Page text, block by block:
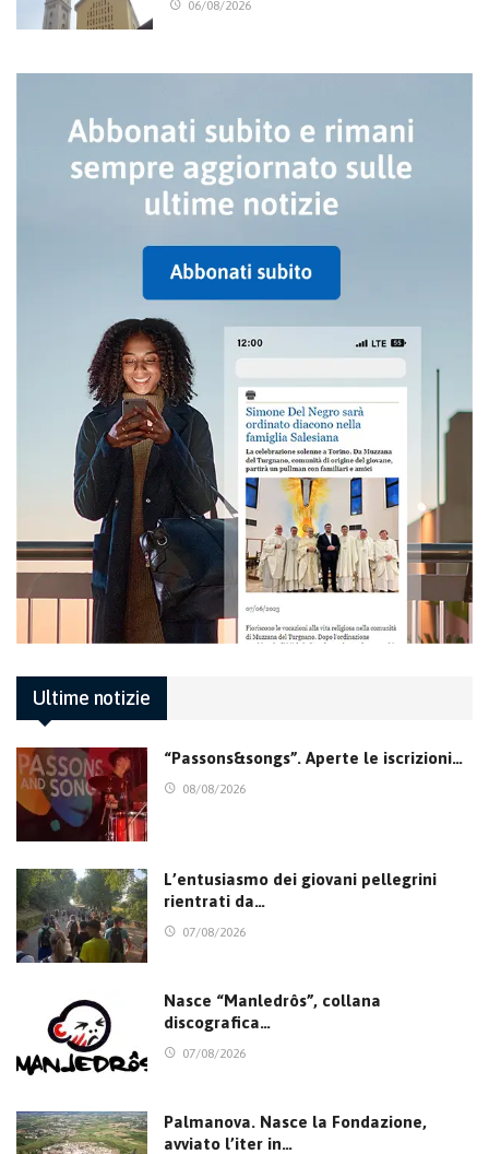
06/08/2026
Ultime notizie
“Passons&songs”. Aperte le iscrizioni…
08/08/2026
L’entusiasmo dei giovani pellegrini
rientrati da…
07/08/2026
Nasce “Manledrôs”, collana
discografica…
07/08/2026
Palmanova. Nasce la Fondazione,
avviato l’iter in…